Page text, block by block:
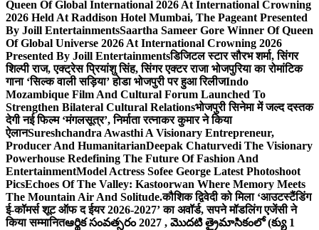
Queen Of Global International 2026 At International Crowning
2026 Held At Raddison Hotel Mumbai, The Pageant Presented
By Joill EntertainmentsSaartha Sameer Gore Winner Of Queen
Of Global Universe 2026 At International Crowning 2026
Presented By Joill Entertainmentsडिजिटल स्टार सौरभ शर्मा, सिंगर
शिल्पी राज, एक्ट्रेस प्रियांशु सिंह, सिंगर एक्टर राजा भोजपुरिया का रोमांटिक
गाना ‘सिल्क वाली सड़िया’ होडा भोजपुरी पर हुआ रिलीजIndo
Mozambique Film And Cultural Forum Launched To
Strengthen Bilateral Cultural Relationsभोजपुरी सिनेमा में जल्द दस्तक
देगी नई फिल्म ‘मंगलसूत्र’, निर्माता रत्नाकर कुमार ने किया
ऐलानSureshchandra Awasthi A Visionary Entrepreneur,
Producer And HumanitarianDeepak Chaturvedi The Visionary
Powerhouse Redefining The Future Of Fashion And
EntertainmentModel Actress Sofee George Latest Photoshoot
PicsEchoes Of The Valley: Kastoorwan Where Memory Meets
The Mountain Air And Solitude.कौशिक द्विवेदी को मिला ‘आउटस्टैंडिंग
ई-कॉमर्स शूट ऑफ द ईयर 2026-2027’ का अवॉर्ड, सपने मॉडलिंग एजेंसी ने
किया सम्मानितఆర్థిక సంవత్సరం 2027 , మొదటి త్రైమాసికంలో (క్యు 1